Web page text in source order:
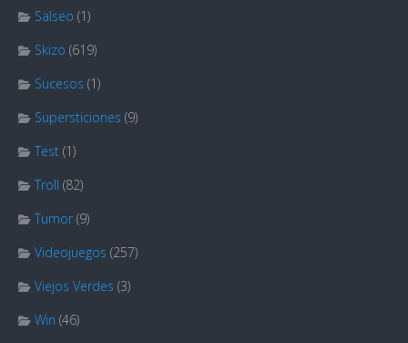
Salseo (1)
Skizo (619)
Sucesos (1)
Supersticiones (9)
Test (1)
Troll (82)
Tumor (9)
Videojuegos (257)
Viejos Verdes (3)
Win (46)